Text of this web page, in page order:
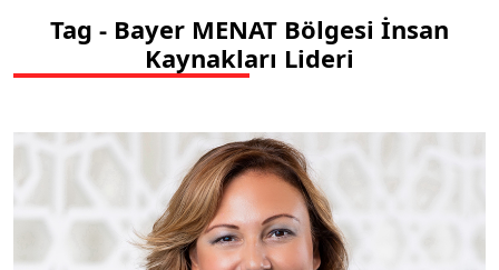
Tag - Bayer MENAT Bölgesi İnsan
Kaynakları Lideri